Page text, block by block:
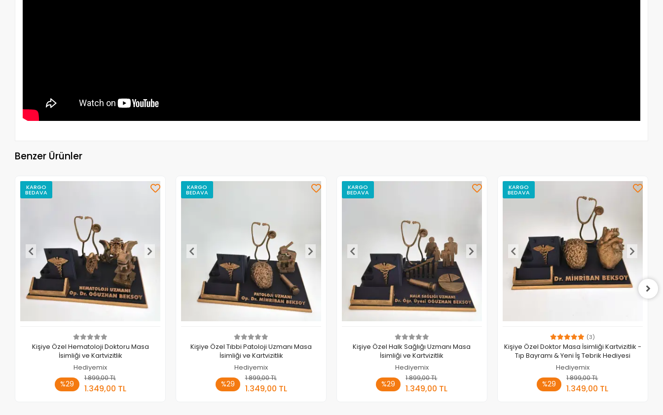
Benzer Ürünler
KARGO
BEDAVA
Kişiye Özel Hematoloji Doktoru Masa
İsimliği ve Kartvizitlik
Hediyemix
%29
1.899,00 TL
1.349,00 TL
Sepete Ekle
KARGO
BEDAVA
Kişiye Özel Tıbbi Patoloji Uzmanı Masa
İsimliği ve Kartvizitlik
Hediyemix
%29
1.899,00 TL
1.349,00 TL
Sepete Ekle
KARGO
BEDAVA
Kişiye Özel Halk Sağlığı Uzmanı Masa
İsimliği ve Kartvizitlik
Hediyemix
%29
1.899,00 TL
1.349,00 TL
Sepete Ekle
KARGO
BEDAVA
(3)
Kişiye Özel Doktor Masa İsimliği Kartvizitlik -
Tıp Bayramı & Yeni İş Tebrik Hediyesi
Hediyemix
%29
1.899,00 TL
1.349,00 TL
Sepete Ekle